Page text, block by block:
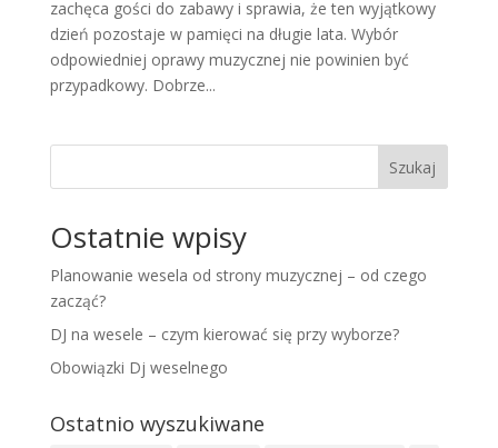
zachęca gości do zabawy i sprawia, że ten wyjątkowy
dzień pozostaje w pamięci na długie lata. Wybór
odpowiedniej oprawy muzycznej nie powinien być
przypadkowy. Dobrze...
Szukaj
Ostatnie wpisy
Planowanie wesela od strony muzycznej – od czego
zacząć?
DJ na wesele – czym kierować się przy wyborze?
Obowiązki Dj weselnego
Ostatnio wyszukiwane